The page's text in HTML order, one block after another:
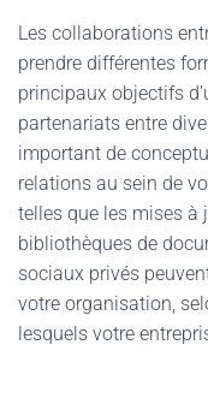
Les collaborations
prendre différentes
principaux objectifs
partenariats entre
important de
relations au sein de
telles que les mises à
bibliothèques de
sociaux privés
votre organisation,
lesquels votre